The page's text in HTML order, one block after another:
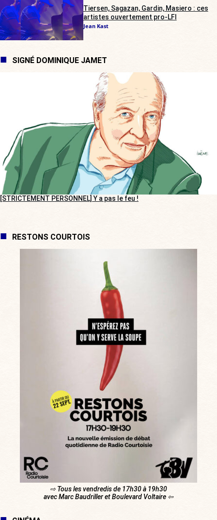
Tiersen, Sagazan, Gardin, Masiero : ces
artistes ouvertement pro-LFI
Jean Kast
SIGNÉ DOMINIQUE JAMET
[STRICTEMENT PERSONNEL] Y a pas le feu !
RESTONS COURTOIS
⇨ Tous les vendredis de 17h30 à 19h30
avec Marc Baudriller et Boulevard Voltaire ⇦